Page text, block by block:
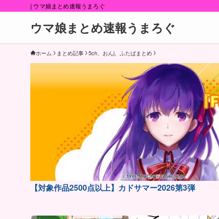
| ウマ娘まとめ速報うまろぐ
ウマ娘まとめ速報うまろぐ
ホーム まとめ記事 5ch、おんj、ふたばまとめ
【対象作品2500点以上】カドサマー2026第3弾